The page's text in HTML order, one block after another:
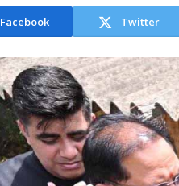
Facebook Twitter